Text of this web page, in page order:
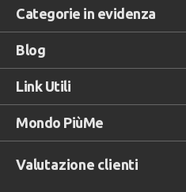
Categorie in evidenza
Blog
Link Utili
Mondo PiùMe
Valutazione clienti